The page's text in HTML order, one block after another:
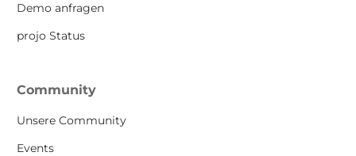
Demo anfragen
projo Status
Community
Unsere Community
Events